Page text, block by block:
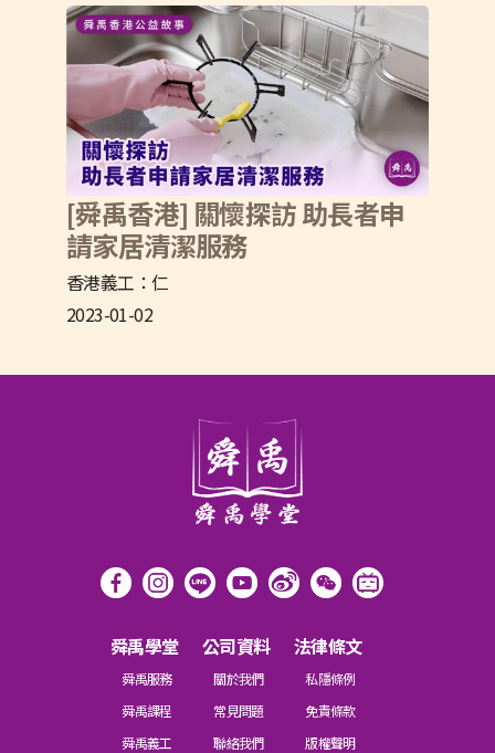
[舜禹香港] 關懷探訪 助長者申
請家居清潔服務
香港義工：仁
2023-01-02
舜禹學堂
舜禹服務
舜禹課程
舜禹義工
公司資料
關於我們
常見問題
聯絡我們
法律條文
私隱條例
免責條款
版權聲明